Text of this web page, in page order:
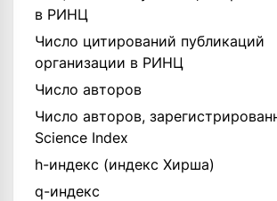
в РИНЦ
Число цитирований публикаций
организации в РИНЦ
Число авторов
Число авторов,
Science Index
h-индекс (индекс Хирша)
q-индекс